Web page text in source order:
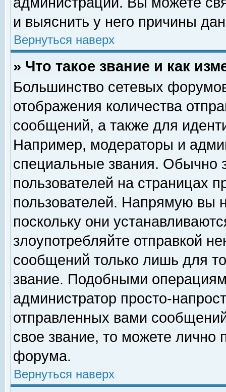
и выяснить у него причины
Вернуться наверх
» Что такое звание и как
Большинство сетевых
отображения количества
сообщений, а также для
Например, модераторы и
специальные звания. Обычно
пользователей на страницах
пользователей. Напрямую вы
поскольку они
злоупотребляйте отправкой
сообщений только лишь для
звание. Подобными
администратор просто-
отправленных вами
свое звание, то можете лично
форума.
Вернуться наверх